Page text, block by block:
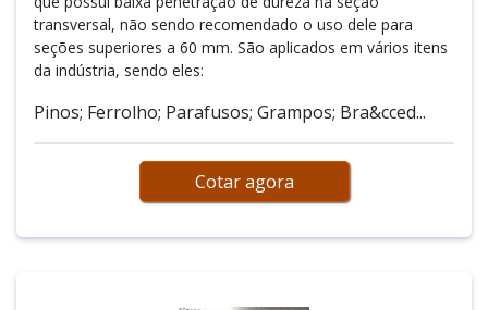
transversal, não sendo recomendado o uso dele para
seções superiores a 60 mm. São aplicados em vários itens
da indústria, sendo eles:
Pinos; Ferrolho; Parafusos; Grampos; Bra&cced...
Cotar agora